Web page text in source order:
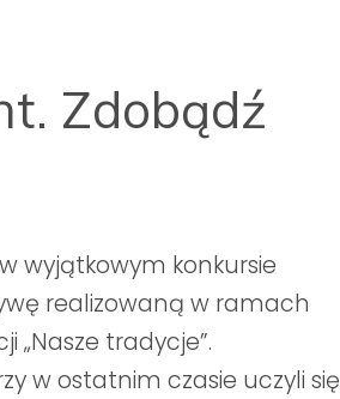
Zdobądź
wyjątkowym konkursie
realizowaną w ramach
tradycje”.
w ostatnim czasie uczyli się